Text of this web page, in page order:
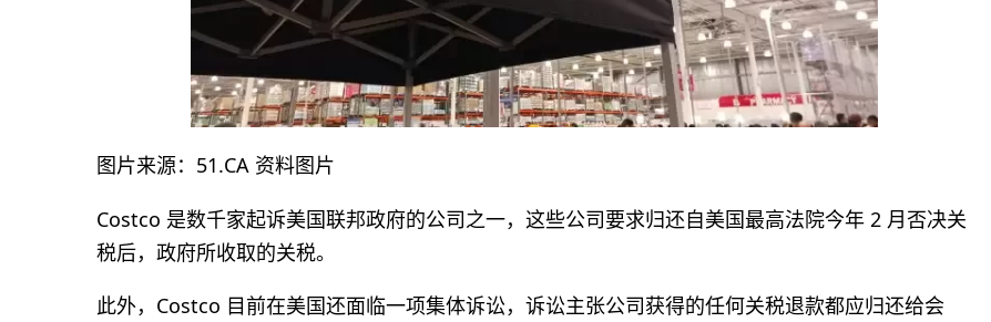
图片来源：51.CA 资料图片
Costco 是数千家起诉美国联邦政府的公司之一，这些公司要求归还自美国最高法院今年 2 月否决关
税后，政府所收取的关税。
此外，Costco 目前在美国还面临一项集体诉讼，诉讼主张公司获得的任何关税退款都应归还给会